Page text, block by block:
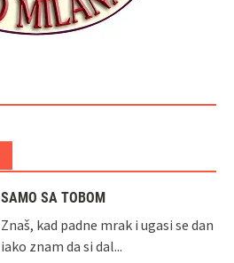
SAMO SA TOBOM
Znaš, kad padne mrak i ugasi se dan
iako znam da si dal...